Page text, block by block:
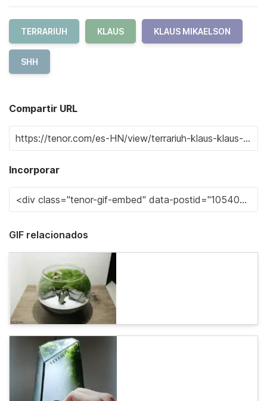
TERRARIUH KLAUS KLAUS MIKAELSON
SHH
Compartir URL
Incorporar
GIF relacionados